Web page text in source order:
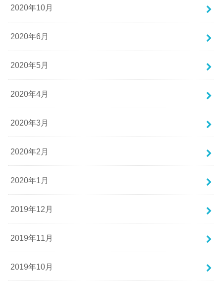
2020年10月
2020年6月
2020年5月
2020年4月
2020年3月
2020年2月
2020年1月
2019年12月
2019年11月
2019年10月